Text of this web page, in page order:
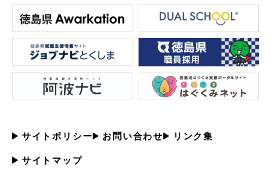
サイトポリシー お問い合わせ リンク集
サイトマップ